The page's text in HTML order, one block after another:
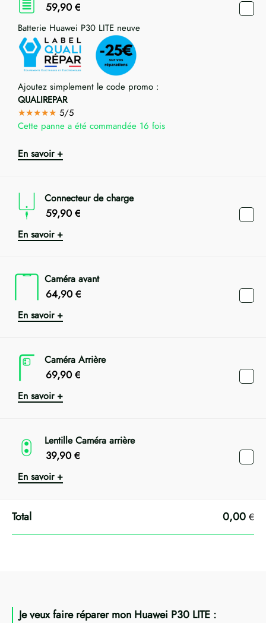
59,90 €
Batterie Huawei P30 LITE neuve
Ajoutez simplement le code promo :
QUALIREPAR
★★★★★ 5/5
Cette panne a été commandée 16 fois
En savoir +
Connecteur de charge
59,90 €
En savoir +
Caméra avant
64,90 €
En savoir +
Caméra Arrière
69,90 €
En savoir +
Lentille Caméra arrière
39,90 €
En savoir +
0,00 €
Je veux faire réparer mon Huawei P30 LITE :